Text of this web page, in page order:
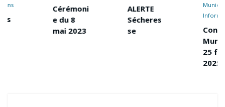
Cérémoni
mai 2023
ALERTE
Sécheres
Municipaux
Informations
Municipal
25 février